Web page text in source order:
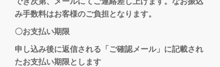
み手数料はお客様のご負担となります。
〇お支払い期限
申し込み後に返信される「ご確認メール」に記載され
たお支払い期限とします